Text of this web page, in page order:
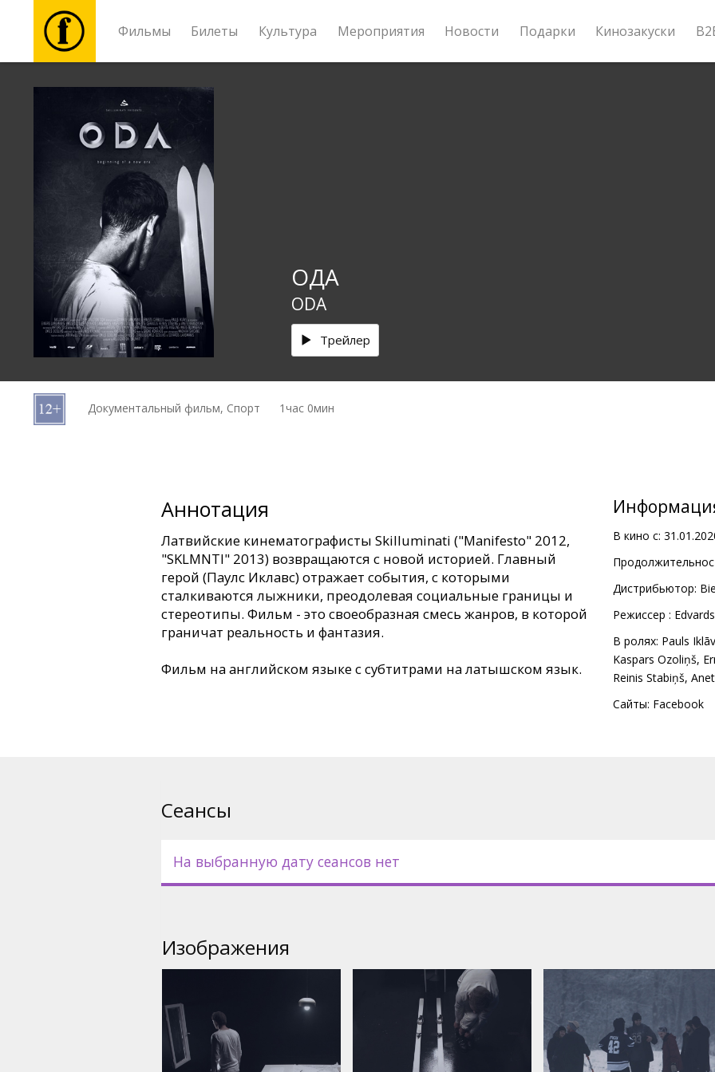
Фильмы Билеты Культура Мероприятия Новости Подарки Кинозакуски
Фильмы
Билеты
Мероприятия
Новости
Подарки
B2B
ОДА
ODA
Трейлер
Документальный фильм, Спорт 1час 0мин
Аннотация
Латвийские кинематографисты Skilluminati ("Manifesto" 2012,
"SKLMNTI" 2013) возвращаются с новой историей. Главный
герой (Паулс Иклавc) отражает события, с которыми
сталкиваются лыжники, преодолевая социальные границы и
стереотипы. Фильм - это своеобразная смесь жанров, в которой
граничат реальность и фантазия.
Фильм на английском языке с субтитрами на латышском язык.
В кино с:
Дистрибьютор:
Pежиссер :
В ролях: Pauls
Kaspars Ozoliņš,
Reinis Stabiņš,
Сайты: Facebook
Сеансы
На выбранную дату сеансов нет
Изображения